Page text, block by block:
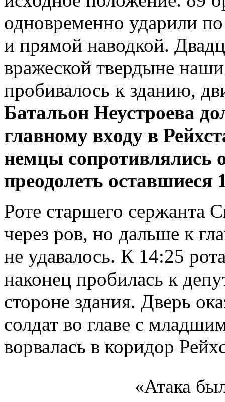
одновременно ударили
и прямой наводкой.
вражеской твердыне
пробивалось к зданию,
Батальон Неустроева
главному входу в
немцы сопротивлялись
преодолеть
Роте старшего сержанта
через ров, но дальше к
не удавалось. К 14:25
наконец пробилась к
стороне здания. Дверь
солдат во главе с
ворвалась в коридор
«Атака